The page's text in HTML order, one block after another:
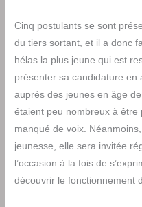
Cinq postulants se sont
du tiers sortant, et il a donc
hélas la plus jeune qui est
présenter sa candidature en
auprès des jeunes en âge
étaient peu nombreux à être
manqué de voix.
jeunesse, elle sera invitée
l’occasion à la fois de
découvrir le fonctionnement